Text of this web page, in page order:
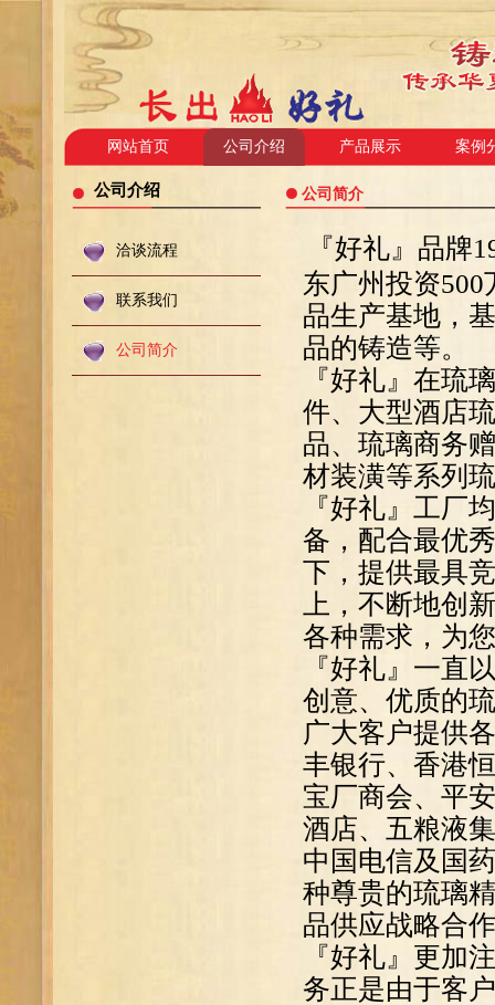
网站首页 公司介绍 产品展示 案例
公司介绍
洽谈流程
联系我们
公司简介
公司简介
『好礼』品牌
东广州投资
品生产基地，
品的铸造等。
『好礼』在琉
件、大型酒店
品、琉璃商务
材装潢等系列
『好礼』工厂
备，配合最优
下，提供最具
上，不断地创
各种需求，为
『好礼』一直
创意、优质的
广大客户提供
丰银行、香港
宝厂商会、平
酒店、五粮液
中国电信及国
种尊贵的琉璃
品供应战略合
『好礼』更加
务正是由于客